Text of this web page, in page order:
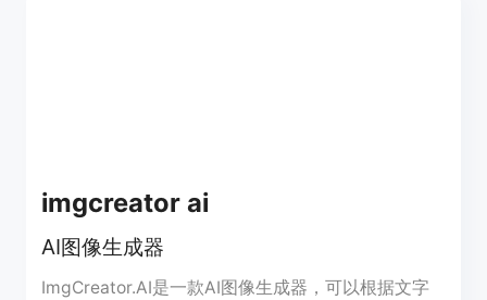
imgcreator ai
AI图像生成器
ImgCreator.AI是一款AI图像生成器，可以根据文字